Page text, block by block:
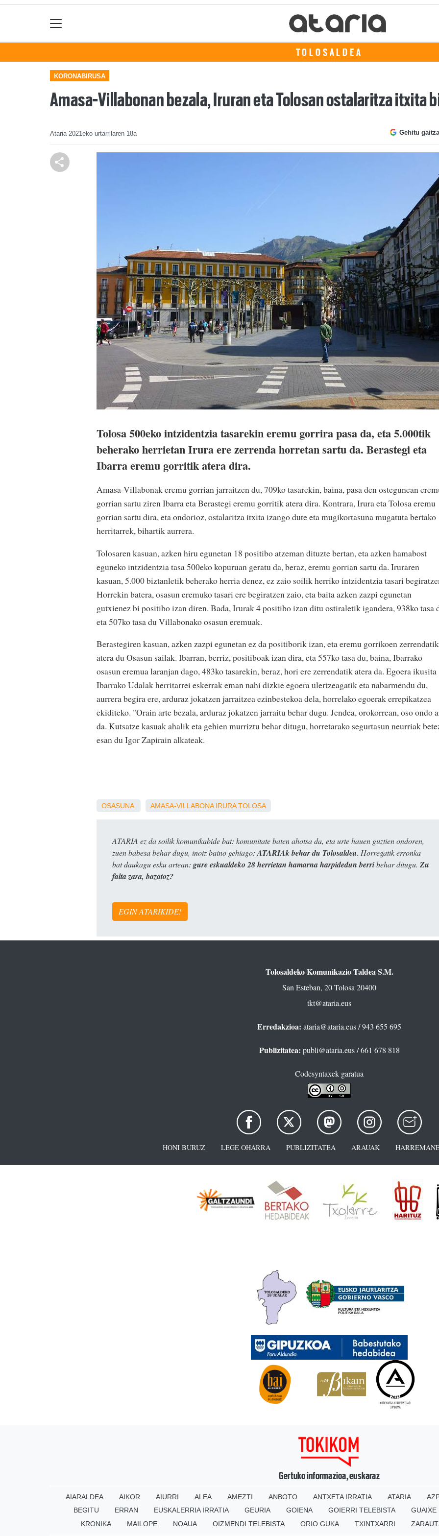
TOLOSALDEA
KORONABIRUSA
Amasa-Villabonan bezala, Iruran eta Tolosan ostalaritza itxita
Ataria 2021eko urtarrilaren 18a Gehitu
Tolosa 500eko intzidentzia tasarekin eremu gorrira pasa da, eta 5.000tik
beherako herrietan Irura ere zerrenda horretan sartu da. Berastegi eta
Ibarra eremu gorritik atera dira.
Amasa-Villabonak eremu gorrian jarraitzen du, 709ko tasarekin, baina, pasa den ostegunean
gorrian sartu ziren Ibarra eta Berastegi eremu gorritik atera dira. Kontrara, Irura eta Tolosa eremu
gorrian sartu dira, eta ondorioz, ostalaritza itxita izango dute eta mugikortasuna mugatuta bertako
herritarrek, bihartik aurrera.
Tolosaren kasuan, azken hiru egunetan 18 positibo atzeman dituzte bertan, eta azken hamabost
eguneko intzidentzia tasa 500eko kopuruan geratu da, beraz, eremu gorrian sartu da. Iruraren
kasuan, 5.000 biztanletik beherako herria denez, ez zaio soilik herriko intzidentzia tasari
Horrekin batera, osasun eremuko tasari ere begiratzen zaio, eta baita azken zazpi egunetan
gutxienez bi positibo izan diren. Bada, Irurak 4 positibo izan ditu ostiraletik igandera, 938ko tasa
eta 507ko tasa du Villabonako osasun eremuak.
Berastegiren kasuan, azken zazpi egunetan ez da positiborik izan, eta eremu gorrikoen zerrendatik
atera du Osasun sailak. Ibarran, berriz, positiboak izan dira, eta 557ko tasa du, baina, Ibarrako
osasun eremua laranjan dago, 483ko tasarekin, beraz, hori ere zerrendatik atera da. Egoera ikusita
Ibarrako Udalak herritarrei eskerrak eman nahi dizkie egoera ulertzeagatik eta nabarmendu du,
aurrera begira ere, arduraz jokatzen jarraitzea ezinbestekoa dela, horrelako egoerak errepikatzea
ekiditeko. "Orain arte bezala, arduraz jokatzen jarraitu behar dugu. Jendea, orokorrean, oso ondo
da. Kutsatze kasuak ahalik eta gehien murriztu behar ditugu, horretarako segurtasun neurriak
esan du Igor Zapirain alkateak.
OSASUNA AMASA-VILLABONA IRURA TOLOSA
ATARIA ez da soilik komunikabide bat: komunitate baten ahotsa da, eta urte hauen guztien ondoren,
zuen babesa behar dugu, inoiz baino gehiago: ATARIAk behar du Tolosaldea. Horregatik erronka
bat daukagu esku artean: gure eskualdeko 28 herrietan hamarna harpidedun berribehar ditugu. Zu
falta zara, bazatoz?
EGIN ATARIKIDE!
Tolosaldeko Komunikazio Taldea S.M.
San Esteban, 20 Tolosa 20400
tkt@ataria.eus
Erredakzioa: ataria@ataria.eus/ 943 655 695
Publizitatea: publi@ataria.eus/ 661 678 818
Codesyntaxek garatua
HONI BURUZ LEGE OHARRA PUBLIZITATEA ARAUAK
Gertuko informazioa, euskaraz
AIARALDEA AIKOR AIURRI ALEA AMEZTI ANBOTO ANTXETA IRRATIA ATARIA
BEGITU
ERRAN EUSKALERRIA IRRATIA GEURIA GOIENA GOIERRI TELEBISTA GUAIXE
KRONIKA
MAILOPE NOAUA OIZMENDI TELEBISTA ORIO GUKA TXINTXARRI